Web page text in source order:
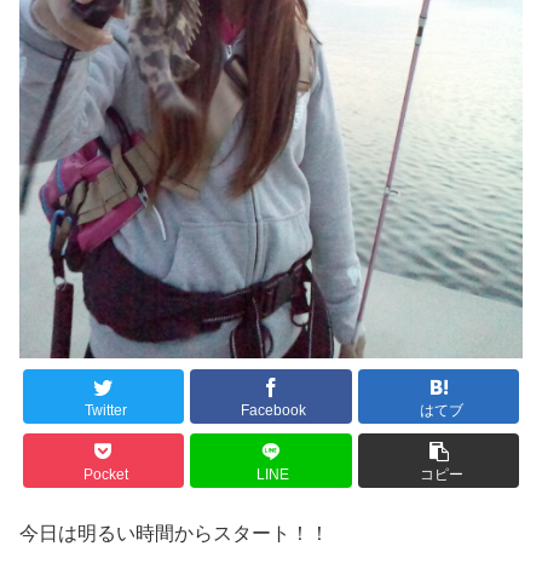
Twitter Facebook はてブ
Pocket LINE コピー
今日は明るい時間からスタート！！